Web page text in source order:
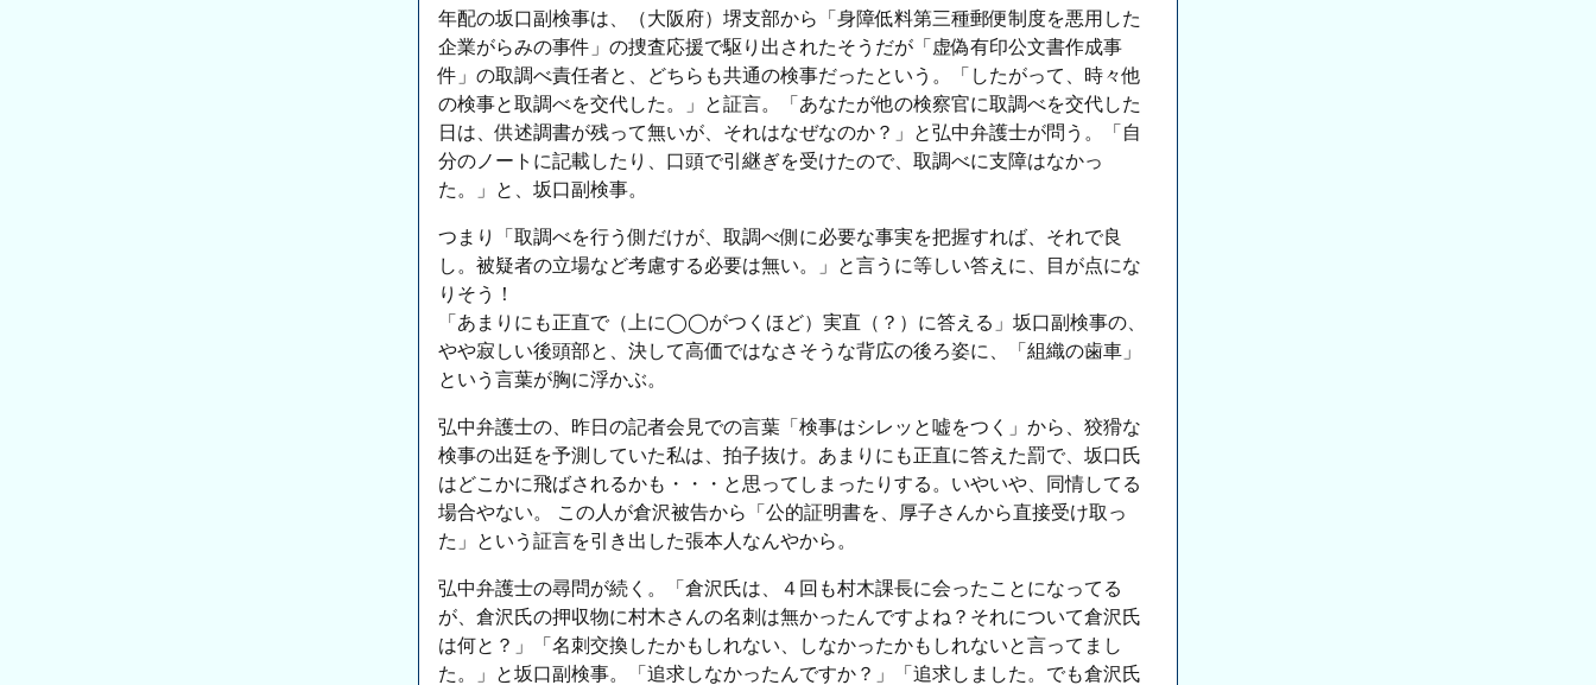
年配の坂口副検事は、（大阪府）堺支部から「身障低料第三種郵便制度を悪用した
企業がらみの事件」の捜査応援で駆り出されたそうだが「虚偽有印公文書作成事
件」の取調べ責任者と、どちらも共通の検事だったという。「したがって、時々他
の検事と取調べを交代した。」と証言。「あなたが他の検察官に取調べを交代した
日は、供述調書が残って無いが、それはなぜなのか？」と弘中弁護士が問う。「自
分のノートに記載したり、口頭で引継ぎを受けたので、取調べに支障はなかっ
た。」と、坂口副検事。
つまり「取調べを行う側だけが、取調べ側に必要な事実を把握すれば、それで良
し。被疑者の立場など考慮する必要は無い。」と言うに等しい答えに、目が点にな
りそう！
「あまりにも正直で（上に◯◯がつくほど）実直（？）に答える」坂口副検事の、
やや寂しい後頭部と、決して高価ではなさそうな背広の後ろ姿に、「組織の歯車」
という言葉が胸に浮かぶ。
弘中弁護士の、昨日の記者会見での言葉「検事はシレッと嘘をつく」から、狡猾な
検事の出廷を予測していた私は、拍子抜け。あまりにも正直に答えた罰で、坂口氏
はどこかに飛ばされるかも・・・と思ってしまったりする。いやいや、同情してる
場合やない。 この人が倉沢被告から「公的証明書を、厚子さんから直接受け取っ
た」という証言を引き出した張本人なんやから。
弘中弁護士の尋問が続く。「倉沢氏は、４回も村木課長に会ったことになってる
が、倉沢氏の押収物に村木さんの名刺は無かったんですよね？それについて倉沢氏
は何と？」「名刺交換したかもしれない、しなかったかもしれないと言ってまし
た。」と坂口副検事。「追求しなかったんですか？」「追求しました。でも倉沢氏